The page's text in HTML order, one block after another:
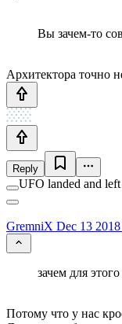
Вы зачем-то
Архитектора точно
Reply
UFO landed and
GremniX Dec 13
зачем для
Потому что у нас